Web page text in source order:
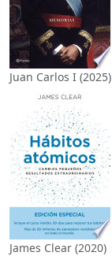
Juan Carlos I (2025)
James Clear (2020)